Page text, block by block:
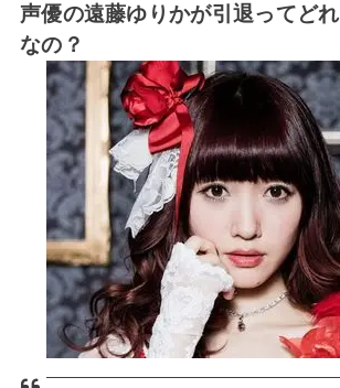
声優の遠藤ゆりかが引退ってど
なの？